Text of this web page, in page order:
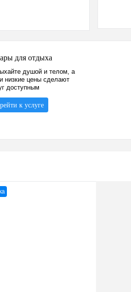
для отдыха
душой и телом, а
низкие цены сделают
доступным
к услуге